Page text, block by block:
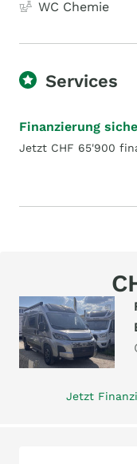
WC Chemie
Services
Finanzierung
Jetzt CHF 65'900
Jetzt